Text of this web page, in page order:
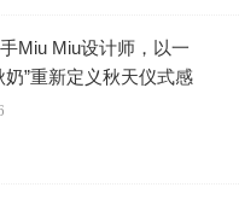
新分支。网友们的乐
。
比如油烟机叫吸贵
Miu Miu设计师，以一
奶”重新定义秋天仪式感